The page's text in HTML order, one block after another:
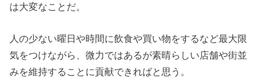
は大変なことだ。
人の少ない曜日や時間に飲食や買い物をするなど最大限
気をつけながら、微力ではあるが素晴らしい店舗や街並
みを維持することに貢献できればと思う。